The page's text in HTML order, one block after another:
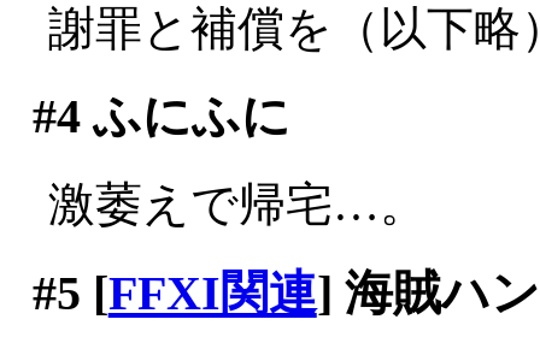
謝罪と補償を（以下略
#4ふにふに
激萎えで帰宅…。
#5 [FFXI関連] 海賊ハ